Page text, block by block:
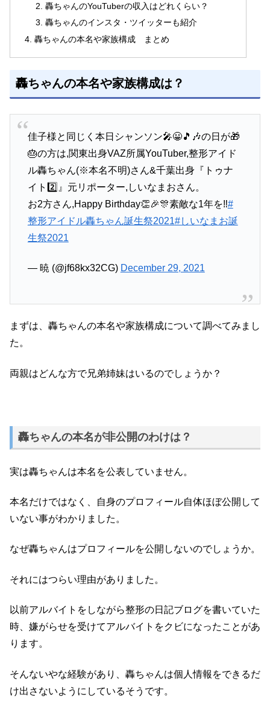
轟ちゃんのYouTuberの収入はどれくらい？
轟ちゃんのインスタ・ツイッターも紹介
轟ちゃんの本名や家族構成 まとめ
轟ちゃんの本名や家族構成は？
佳子様と同じく本日シャンソン🎤😀🎵🎶の日が🎁
🎂の方は,関東出身VAZ所属YouTuber,整形アイド
ル轟ちゃん(※本名不明)さん&千葉出身『トゥナ
イト2️⃣』元リポーター,しいなまおさん。
お2方さん,Happy Birthday👏🎉🎊素敵な1年を‼#
整形アイドル轟ちゃん誕生祭2021#しいなまお誕
生祭2021
— 暁 (@jf68kx32CG) December 29, 2021
まずは、轟ちゃんの本名や家族構成について調べてみまし
た。
両親はどんな方で兄弟姉妹はいるのでしょうか？
轟ちゃんの本名が非公開のわけは？
実は轟ちゃんは本名を公表していません。
本名だけではなく、自身のプロフィール自体ほぼ公開して
いない事がわかりました。
なぜ轟ちゃんはプロフィールを公開しないのでしょうか。
それにはつらい理由がありました。
以前アルバイトをしながら整形の日記ブログを書いていた
時、嫌がらせを受けてアルバイトをクビになったことがあ
ります。
そんないやな経験があり、轟ちゃんは個人情報をできるだ
け出さないようにしているそうです。